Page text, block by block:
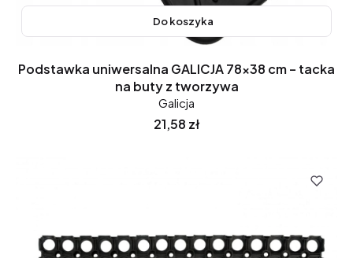
Do koszyka
Podstawka uniwersalna GALICJA 78x38 cm – tacka
na buty z tworzywa
Galicja
Cena
21,58 zł